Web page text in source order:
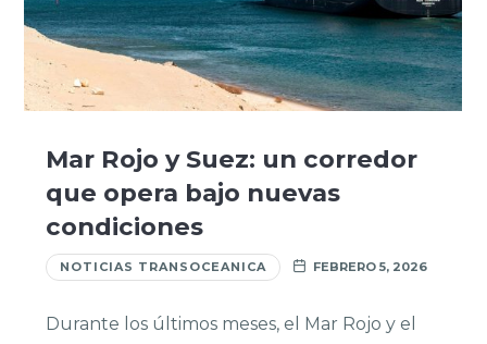
Mar Rojo y Suez: un corredor
que opera bajo nuevas
condiciones
NOTICIAS TRANSOCEANICA FEBRERO 5, 2026
Durante los últimos meses, el Mar Rojo y el